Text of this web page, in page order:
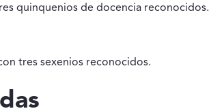
quinquenios de docencia reconocidos.
tres sexenios reconocidos.